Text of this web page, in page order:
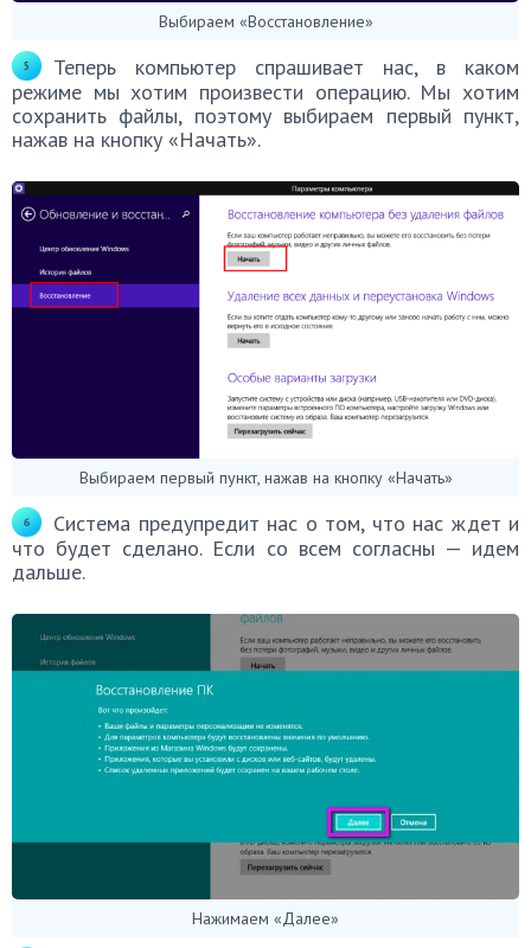
Выбираем «Восстановление»
Теперь компьютер спрашивает нас, в каком
режиме мы хотим произвести операцию. Мы хотим
сохранить файлы, поэтому выбираем первый пункт,
нажав на кнопку «Начать».
Выбираем первый пункт, нажав на кнопку «Начать»
Система предупредит нас о том, что нас ждет и
что будет сделано. Если со всем согласны — идем
дальше.
Нажимаем «Далее»